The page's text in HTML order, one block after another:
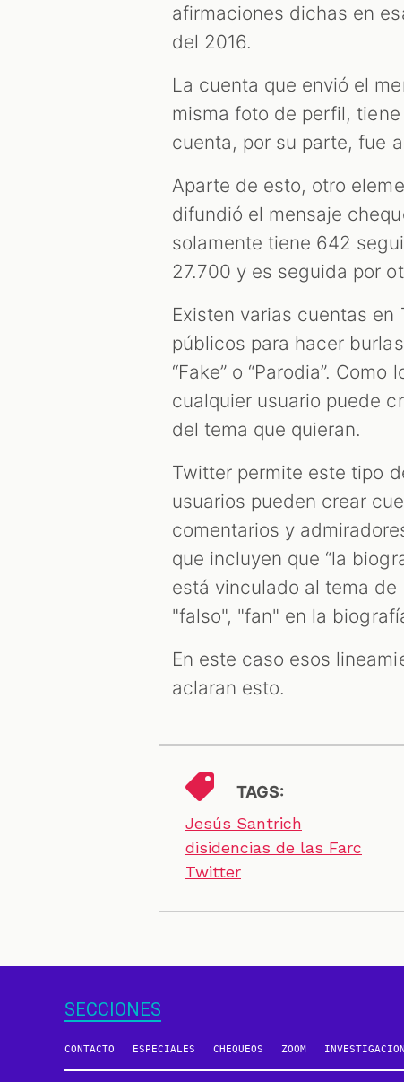
afirmaciones dichas en
del 2016.
La cuenta que envió el
misma foto de perfil,
cuenta, por su parte, fue
Aparte de esto, otro
difundió el mensaje
solamente tiene 642
27.700 y es seguida por
Existen varias cuentas
públicos para hacer
“Fake” o “Parodia”.
cualquier usuario puede
del tema que quieran.
Twitter permite este tipo
usuarios pueden crear
comentarios y
que incluyen que “la
está vinculado al tema
"falso", "fan" en la
En este caso esos
aclaran esto.
TAGS:
Jesús Santrich
disidencias de las Farc
Twitter
SECCIONES
CONTACTO ESPECIALES CHEQUEOS ZOOM